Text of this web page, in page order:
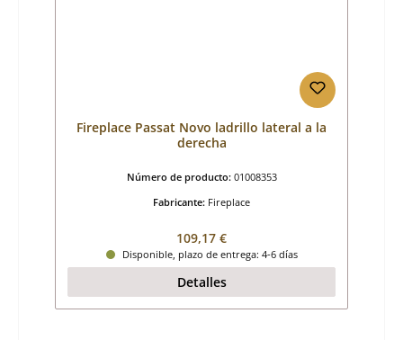
Fireplace Passat Novo ladrillo lateral a la
derecha
Número de producto: 01008353
Fabricante: Fireplace
Precio normal:
109,17 €
Disponible, plazo de entrega: 4-6 días
Detalles